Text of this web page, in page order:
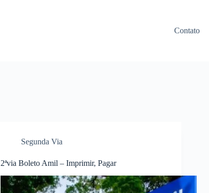
Contato
Segunda Via
2ªvia Boleto Amil – Imprimir, Pagar